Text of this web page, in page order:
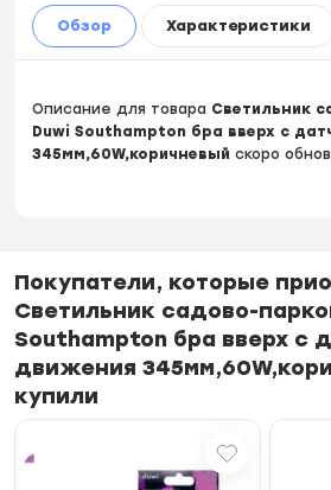
Обзор Характеристики
Описание для товара Светильник
Duwi Southampton бра вверх с
345мм,60W,коричневый скоро
Покупатели, которые
Светильник садово-
Southampton бра вверх с
движения
купили